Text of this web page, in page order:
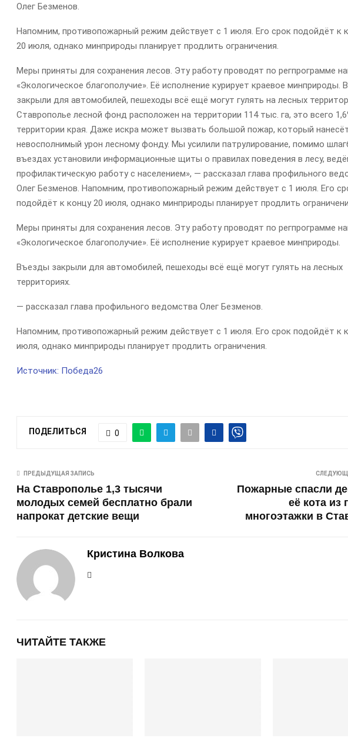
Олег Безменов.
Напомним, противопожарный режим действует с 1 июля. Его срок подойдёт к
20 июля, однако минприроды планирует продлить ограничения.
Меры приняты для сохранения лесов. Эту работу проводят по регпрограмме
«Экологическое благополучие». Её исполнение курирует краевое минприроды.
закрыли для автомобилей, пешеходы всё ещё могут гулять на лесных
Ставрополье лесной фонд расположен на территории 114 тыс. га, это всего
территории края. Даже искра может вызвать большой пожар, который
невосполнимый урон лесному фонду. Мы усилили патрулирование, помимо
въездах установили информационные щиты о правилах поведения в лесу,
профилактическую работу с населением», — рассказал глава профильного
Олег Безменов. Напомним, противопожарный режим действует с 1 июля. Его
подойдёт к концу 20 июля, однако минприроды планирует продлить
Меры приняты для сохранения лесов. Эту работу проводят по регпрограмме
«Экологическое благополучие». Её исполнение курирует краевое минприроды.
Въезды закрыли для автомобилей, пешеходы всё ещё могут гулять на лесных
территориях.
— рассказал глава профильного ведомства Олег Безменов.
Напомним, противопожарный режим действует с 1 июля. Его срок подойдёт к
июля, однако минприроды планирует продлить ограничения.
Источник: Победа26
ПОДЕЛИТЬСЯ 0
ПРЕДЫДУЩАЯ ЗАПИСЬ
На Ставрополье 1,3 тысячи
молодых семей бесплатно брали
напрокат детские вещи
Пожарные спасли
её кота из
многоэтажки в
Кристина Волкова
ЧИТАЙТЕ ТАКЖЕ